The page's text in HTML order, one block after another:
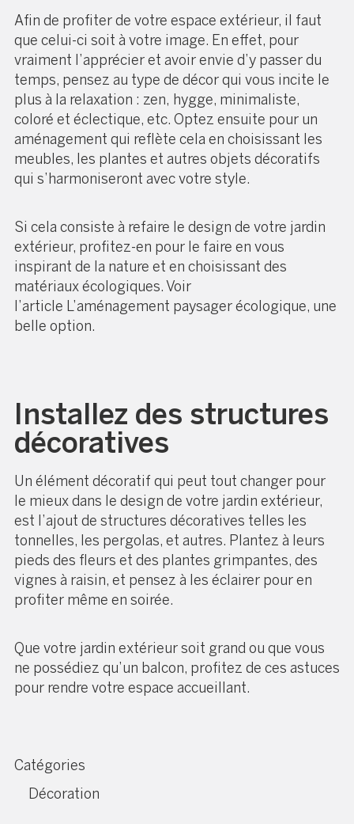
Afin de profiter de votre espace extérieur, il faut
que celui-ci soit à votre image. En effet, pour
vraiment l’apprécier et avoir envie d’y passer du
temps, pensez au type de décor qui vous incite le
plus à la relaxation : zen, hygge, minimaliste,
coloré et éclectique, etc. Optez ensuite pour un
aménagement qui reflète cela en choisissant les
meubles, les plantes et autres objets décoratifs
qui s’harmoniseront avec votre style.
Si cela consiste à refaire le design de votre jardin
extérieur, profitez-en pour le faire en vous
inspirant de la nature et en choisissant des
matériaux écologiques. Voir
l’article L’aménagement paysager écologique, une
belle option.
Installez des structures
décoratives
Un élément décoratif qui peut tout changer pour
le mieux dans le design de votre jardin extérieur,
est l’ajout de structures décoratives telles les
tonnelles, les pergolas, et autres. Plantez à leurs
pieds des fleurs et des plantes grimpantes, des
vignes à raisin, et pensez à les éclairer pour en
profiter même en soirée.
Que votre jardin extérieur soit grand ou que vous
ne possédiez qu’un balcon, profitez de ces astuces
pour rendre votre espace accueillant.
Catégories
Décoration